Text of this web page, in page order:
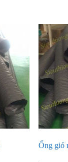
Ống gió